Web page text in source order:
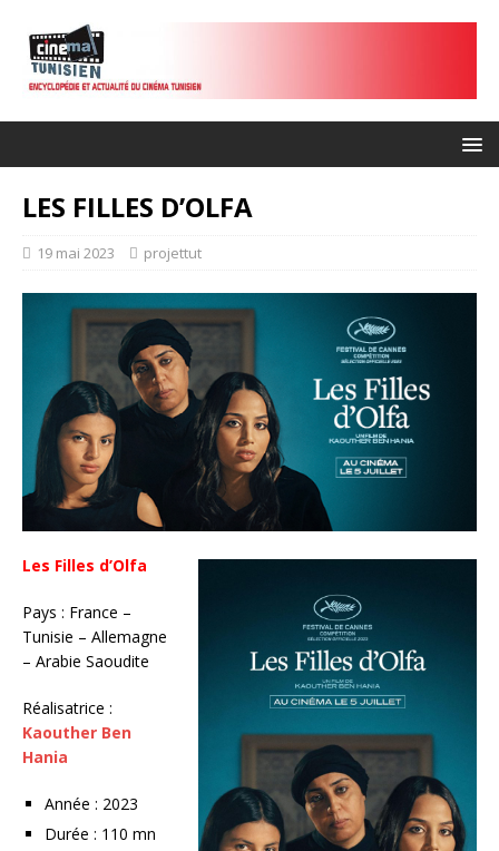
LES FILLES D’OLFA
19 mai 2023 projettut
Les Filles d’Olfa
Pays : France –
Tunisie – Allemagne
– Arabie Saoudite
Réalisatrice :
Kaouther Ben
Hania
Année : 2023
Durée : 110 mn